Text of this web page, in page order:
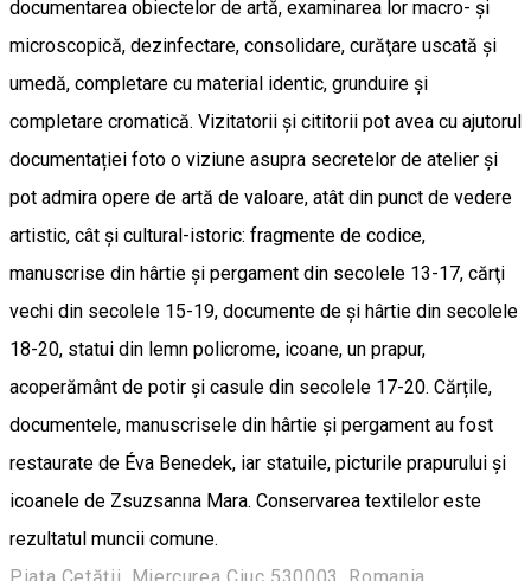
documentarea obiectelor de artă, examinarea lor macro- și
microscopică, dezinfectare, consolidare, curăţare uscată şi
umedă, completare cu material identic, grunduire și
completare cromatică. Vizitatorii și cititorii pot avea cu ajutorul
documentației foto o viziune asupra secretelor de atelier și
pot admira opere de artă de valoare, atât din punct de vedere
artistic, cât și cultural-istoric: fragmente de codice,
manuscrise din hârtie și pergament din secolele 13-17, cărţi
vechi din secolele 15-19, documente de și hârtie din secolele
18-20, statui din lemn policrome, icoane, un prapur,
acoperământ de potir și casule din secolele 17-20. Cărțile,
documentele, manuscrisele din hârtie și pergament au fost
restaurate de Éva Benedek, iar statuile, picturile prapurului şi
icoanele de Zsuzsanna Mara. Conservarea textilelor este
rezultatul muncii comune.